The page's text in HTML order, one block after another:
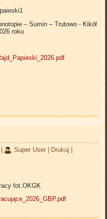
– Sumin – Trutowo - Kikół
roku
Super User| Drukuj
fot.OKGK